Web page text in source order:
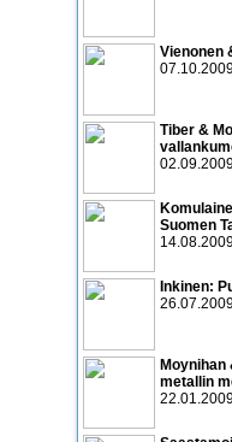
Vienonen
Tiber &
Suomen
Inkinen:
Moynihan
metallin